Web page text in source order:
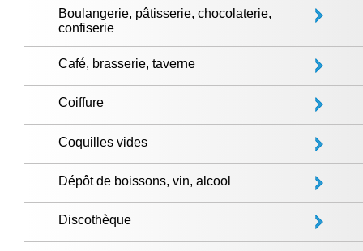
Boulangerie, pâtisserie, chocolaterie,
confiserie
Café, brasserie, taverne
Coiffure
Coquilles vides
Dépôt de boissons, vin, alcool
Discothèque